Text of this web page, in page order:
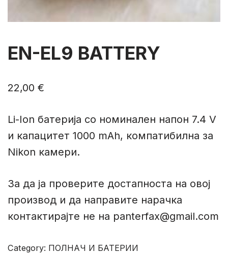
EN-EL9 BATTERY
22,00 €
Li-Ion батериja со номинален напон 7.4 V
и капацитет 1000 mAh, компатибилна за
Nikon камери.
За да ја проверите достапноста на овој
производ и да направите нарачка
контактирајте не на panterfax@gmail.com
Category: ПОЛНАЧ И БАТЕРИИ